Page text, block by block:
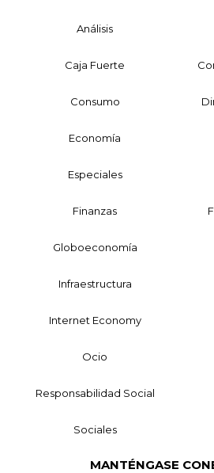
Análisis
Caja Fuerte
Consumo
Economía
Especiales
Finanzas
Globoeconomía
Infraestructura
Internet Economy
Ocio
Responsabilidad Social
Sociales
MANTÉNGASE